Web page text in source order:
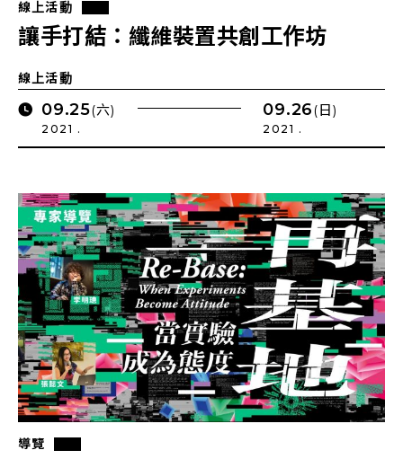
線上活動
讓手打結：纖維裝置共創工作坊
線上活動
09.25(六)
2021 .
09.26(日)
2021 .
導覽